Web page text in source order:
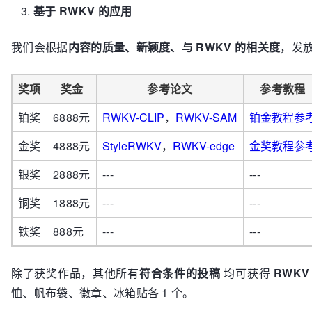
基于 RWKV 的应用
我们会根据内容的质量、新颖度、与 RWKV 的相关度，发
奖项 奖金 参考论文
参考教程
铂奖
6888元 RWKV-CLIP， RWKV-SAM
铂金教程参
金奖
4888元 StyleRWKV， RWKV-edge
金奖教程参
银奖
2888元 ---
---
铜奖
1888元 ---
---
铁奖
888元 --- ---
除了获奖作品，其他所有符合条件的投稿 均可获得
恤、帆布袋、徽章、冰箱贴各 1 个。